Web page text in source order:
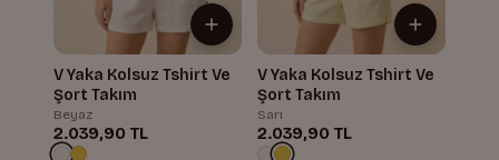
V Yaka Kolsuz Tshirt Ve
Şort Takım
Beyaz
2.039,90 TL
V Yaka Kolsuz Tshirt Ve
Şort Takım
Sarı
2.039,90 TL